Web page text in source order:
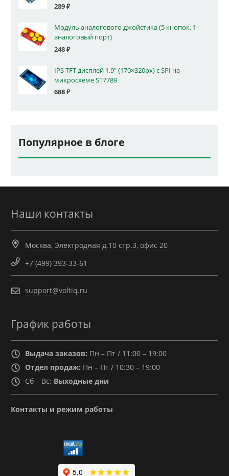
289₽
Модуль аналогового джойстика (5 кнопок, 1
аналоговый порт)
248₽
IPS TFT дисплей 1.9" (170×320px) с SPI на
микросхеме ST7789
688₽
Популярное в блоге
Наши контакты
Москва, Электродная д.10 стр.3, офис 20
+7 (499) 393-33-61
support@voltiq.ru
График работы
Выдача заказов: Пн – Пт / 11:00 – 19:00
Отдел продаж: Пн – Пт / 10:30 – 19:00
Сб – Вс: Выходные дни
Контакты и режим работы